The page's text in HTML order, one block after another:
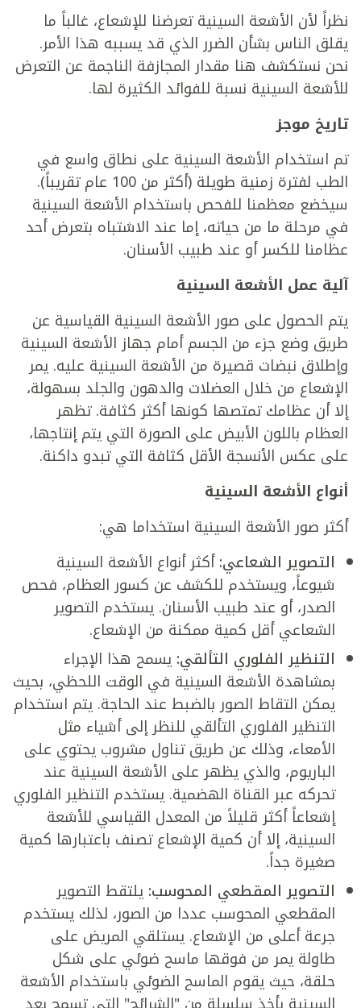
نظراً لأن الأشعة السينية تعرضنا للإشعاع، غالباً ما
يقلق الناس بشأن الضرر الذي قد يسببه هذا الأمر.
نحن نستكشف هنا مقدار المجازفة الناجمة عن التعرض
للأشعة السينية نسبة للفوائد الكثيرة لها.
تاريخ موجز
تم استخدام الأشعة السينية على نطاق واسع في
الطب لفترة زمنية طويلة (أكثر من 100 عام تقريباً).
سيخضع معظمنا للفحص باستخدام الأشعة السينية
في مرحلة ما من حياته، إما عند الاشتباه بتعرض أحد
عظامنا للكسر أو عند طبيب الأسنان.
آلية عمل الأشعة السينية
يتم الحصول على صور الأشعة السينية القياسية عن
طريق وضع جزء من الجسم أمام جهاز الأشعة السينية
وإطلاق نبضات قصيرة من الأشعة السينية عليه. يمر
الإشعاع من خلال العضلات والدهون والجلد بسهولة،
إلا أن عظامك تمتصها كونها أكثر كثافة. تظهر
العظام باللون الأبيض على الصورة التي يتم إنتاجها،
على عكس الأنسجة الأقل كثافة التي تبدو داكنة.
أنواع الأشعة السينية
أكثر صور الأشعة السينية استخداما هي:
التصوير الشعاعي:أكثر أنواع الأشعة السينية
شيوعاً، ويستخدم للكشف عن كسور العظام، فحص
الصدر، أو عند طبيب الأسنان. يستخدم التصوير
الشعاعي أقل كمية ممكنة من الإشعاع.
التنظير الفلوري التألقي: يسمح هذا الإجراء
بمشاهدة الأشعة السينية في الوقت اللحظي، بحيث
يمكن التقاط الصور بالضبط عند الحاجة. يتم استخدام
التنظير الفلوري التألقي للنظر إلى أشياء مثل
الأمعاء، وذلك عن طريق تناول مشروب يحتوي على
الباريوم، والذي يظهر على الأشعة السينية عند
تحركه عبر القناة الهضمية. يستخدم التنظير الفلوري
إشعاعاً أكثر قليلاً من المعدل القياسي للأشعة
السينية، إلا أن كمية الإشعاع تصنف باعتبارها كمية
صغيرة جداً.
التصوير المقطعي المحوسب: يلتقط التصوير
المقطعي المحوسب عددا من الصور، لذلك يستخدم
جرعة أعلى من الإشعاع. يستلقي المريض على
طاولة يمر من فوقها ماسح ضوئي على شكل
حلقة، حيث يقوم الماسح الضوئي باستخدام الأشعة